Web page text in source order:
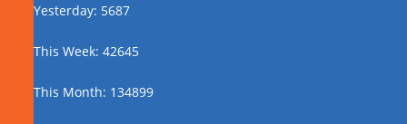
Yesterday: 5687
This Week: 42645
This Month: 134899